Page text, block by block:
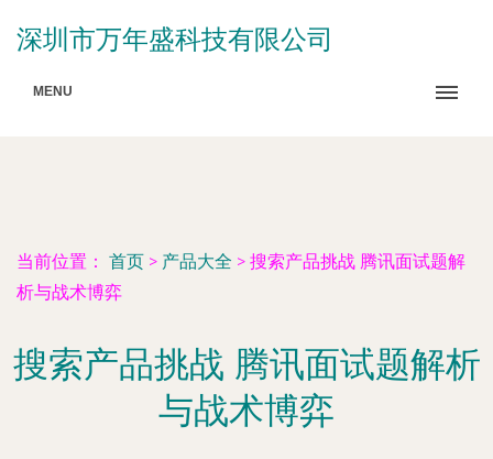
深圳市万年盛科技有限公司
MENU
当前位置： 首页 > 产品大全 > 搜索产品挑战 腾讯面试题解
析与战术博弈
搜索产品挑战 腾讯面试题解析
与战术博弈